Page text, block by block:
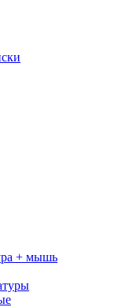
+ мышь